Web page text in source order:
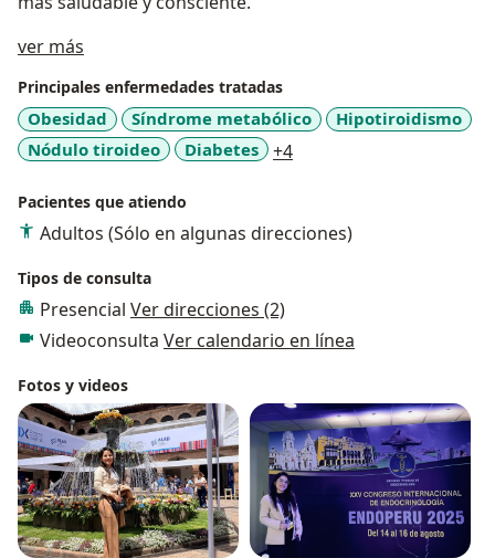
ver más
Principales enfermedades tratadas
Obesidad Síndrome metabólico
Hipotiroidismo
Nódulo tiroideo
Diabetes +4a11y_sr_more_diseases
Pacientes que atiendo
Adultos (Sólo en algunas direcciones)
Tipos de consulta
Presencial Ver direcciones (2)
Videoconsulta Ver calendario en línea
Fotos y videos